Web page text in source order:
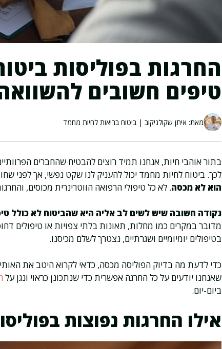
החרגות בפוליסות
טיפים חשובים
מאת: איתן שקולניקוב | ביטוח בריאות לחיות מחמד
בתור אוהבי חיות, אנחנו תמיד רוצים להבטיח שהחברים
לכך. ביטוח לחיות מחמד יכול להעניק לנו שקט נפשי, אך לפני
הוא לא מכסה. לא כל טיפולי הרפואה הווטרינרית מכוסים,
נקודה חשובה שיש לשים לב אליה היא שהביטוח לא כולל
מדובר במקרים כמו מחלות, תאונות בלתי צפויות או טיפולים
בטיפולים יומיומיים ושגרתיים, נצטרך לשלם מכיסנו.
כדי לדעת מה בדיוק הפוליסה מכסה, כדאי לקרוא היטב את
שאנחנו יודעים על כל החרגה אפשרית כדי שנתכונן כראוי ונגן על
ביום-יום.
אילו החרגות נפוצות